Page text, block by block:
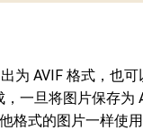
为 AVIF 格式，也
一旦将图片保存为
格式的图片一样使